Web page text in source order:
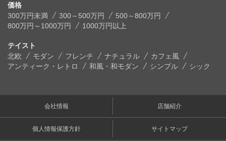
価格
300万円未満
300～500万円
500～800万円
800万円～1000万円
1000万円以上
テイスト
北欧
モダン フレンチ ナチュラル
カフェ風
アンティーク・レトロ
和風・和モダン シンプル シック
会社情報 店舗紹介
個人情報保護方針 サイトマップ